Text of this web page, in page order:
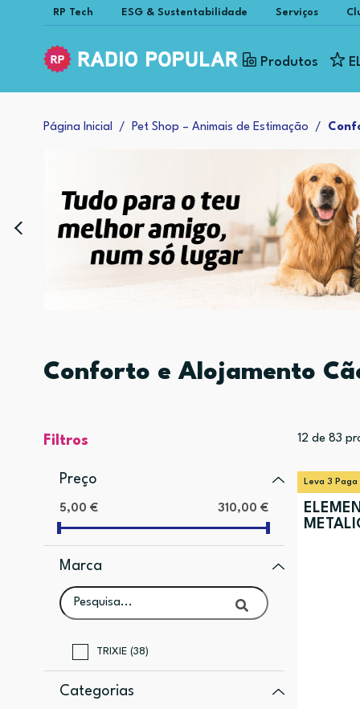
RP Tech ESG & Sustentabilidade Serviços
Produtos
Página Inicial Pet Shop – Animais de Estimação
Conforto e Alojamento
Filtros
Preço
5,00 € 310,00 €
Marca
TRIXIE (38)
Categorias
12 de 83
Leva 3 Paga